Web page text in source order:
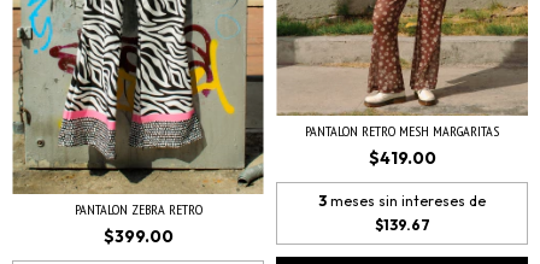
PANTALON ZEBRA RETRO
$399.00
PANTALON RETRO MESH MARGARITAS
$419.00
3 meses sin intereses de
$139.67